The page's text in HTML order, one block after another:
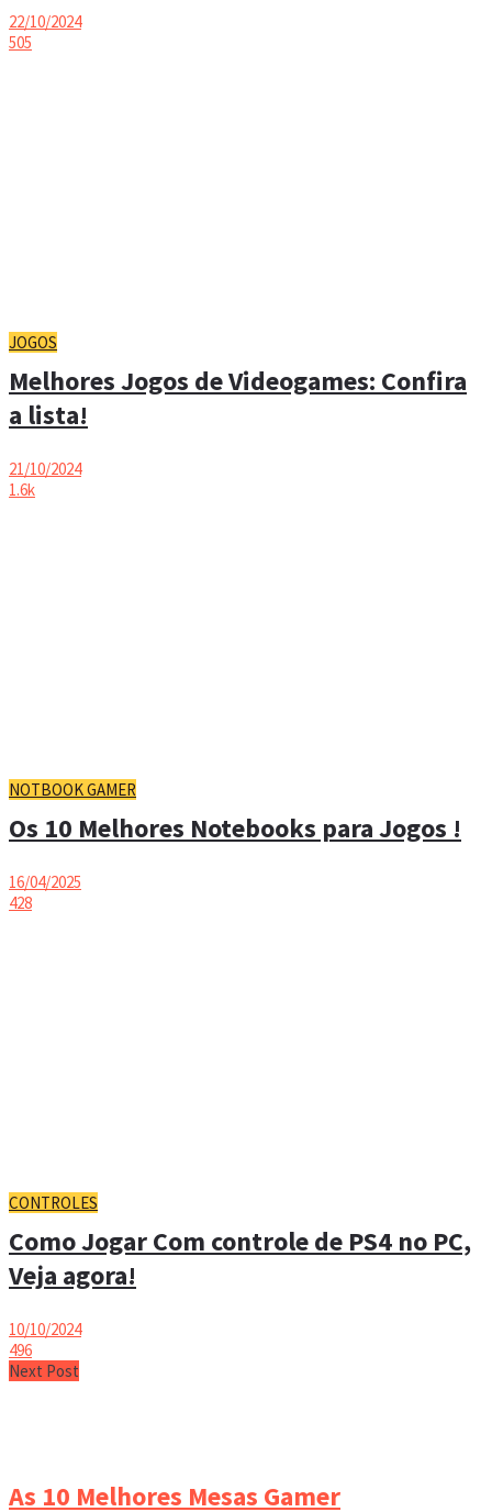
22/10/2024
505
JOGOS
Melhores Jogos de Videogames: Confira
a lista!
21/10/2024
1.6k
NOTBOOK GAMER
Os 10 Melhores Notebooks para Jogos !
16/04/2025
428
CONTROLES
Como Jogar Com controle de PS4 no PC,
Veja agora!
10/10/2024
496
Next Post
As 10 Melhores Mesas Gamer